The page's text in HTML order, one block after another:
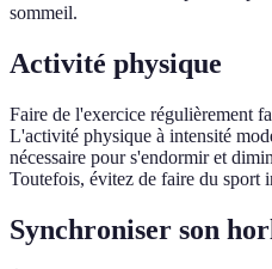
sommeil.
Activité physique
Faire de l'exercice régulièrement
L'activité physique à intensité
nécessaire pour s'endormir et
Toutefois, évitez de faire du sport
Synchroniser son